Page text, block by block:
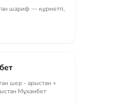
шариф — құрметті,
шер - арыстан +
Мұхамбет